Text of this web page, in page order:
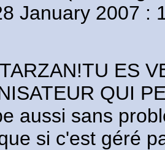
January 2007 :
ES
QUI
aussi sans
si c'est géré